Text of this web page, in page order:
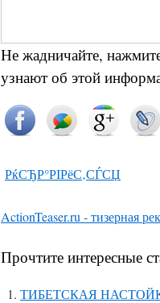
Не жадничайте,
узнают об этой
РќСЂР°РІРёС‚СЃСЏ
ActionTeaser.ru - тизерная
Прочтите интересные
ТИБЕТСКАЯ